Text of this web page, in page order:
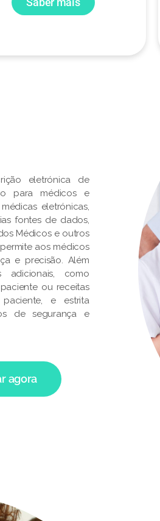
eletrónica de
para médicos e
eletrónicas,
fontes de dados,
Médicos e outros
aos médicos
e precisão. Além
adicionais, como
ou receitas
e estrita
de segurança e
agora